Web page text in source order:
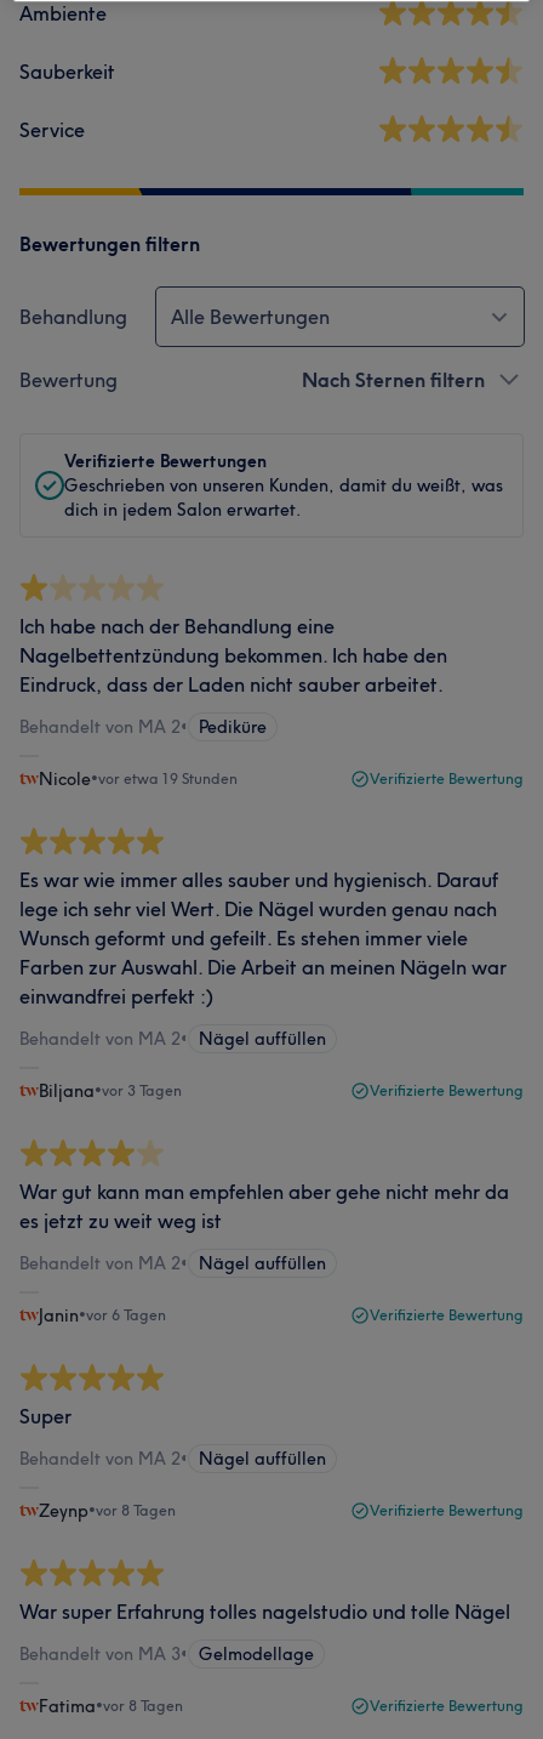
Ambiente
Sauberkeit
Service
Bewertungen filtern
Behandlung Alle Bewertungen
Bewertung Nach Sternen filtern
Verifizierte Bewertungen
Geschrieben von unseren Kunden, damit du weißt, was
dich in jedem Salon erwartet.
Ich habe nach der Behandlung eine
Nagelbettentzündung bekommen. Ich habe den
Eindruck, dass der Laden nicht sauber arbeitet.
Behandelt von MA 2• Pediküre
Nicole•vor etwa 19 Stunden Verifizierte Bewertung
Es war wie immer alles sauber und hygienisch. Darauf
lege ich sehr viel Wert. Die Nägel wurden genau nach
Wunsch geformt und gefeilt. Es stehen immer viele
Farben zur Auswahl. Die Arbeit an meinen Nägeln war
einwandfrei perfekt :)
Behandelt von MA 2• Nägel auffüllen
Biljana•vor 3 Tagen Verifizierte Bewertung
War gut kann man empfehlen aber gehe nicht mehr da
es jetzt zu weit weg ist
Behandelt von MA 2• Nägel auffüllen
Janin•vor 6 Tagen Verifizierte Bewertung
Super
Behandelt von MA 2• Nägel auffüllen
Zeynp•vor 8 Tagen Verifizierte Bewertung
War super Erfahrung tolles nagelstudio und tolle Nägel
Behandelt von MA 3• Gelmodellage
Fatima•vor 8 Tagen Verifizierte Bewertung